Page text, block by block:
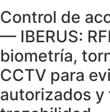
Control de
— IBERUS:
biometría,
CCTV para
autorizados y